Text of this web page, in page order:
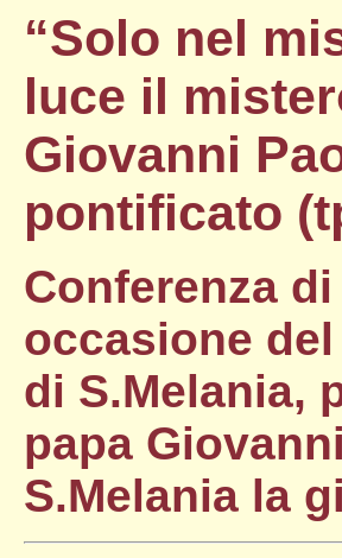
“Solo nel
luce il
Giovanni
pontificato
Conferenza
occasione
di S.Melania,
papa
S.Melania la